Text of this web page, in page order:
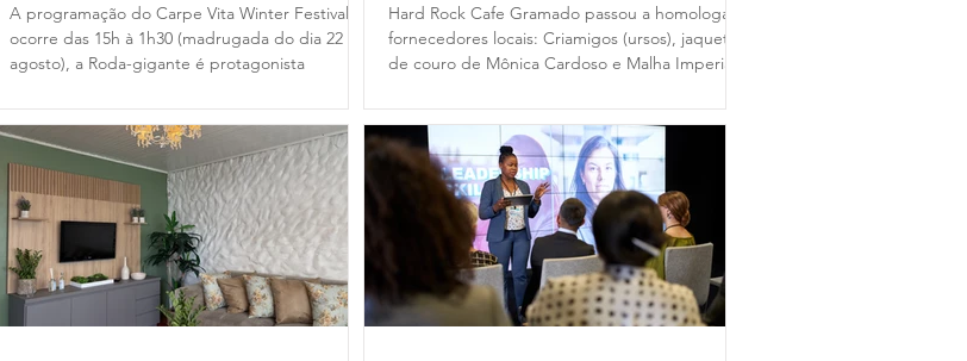
A programação do Carpe Vita Winter Festival
ocorre das 15h à 1h30 (madrugada do dia 22 de
agosto), a Roda-gigante é protagonista
Hard Rock Cafe Gramado passou a homologar
fornecedores locais: Criamigos (ursos), jaquetas
de couro de Mônica Cardoso e Malha Imperial